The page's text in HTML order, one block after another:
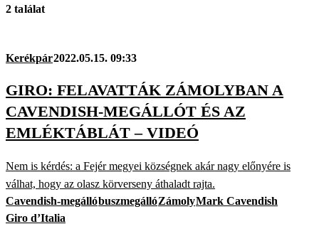
2 találat
Kerékpár2022.05.15. 09:33
GIRO: FELAVATTÁK ZÁMOLYBAN A
CAVENDISH-MEGÁLLÓT ÉS AZ
EMLÉKTÁBLÁT – VIDEÓ
Nem is kérdés: a Fejér megyei községnek akár nagy előnyére is
válhat, hogy az olasz körverseny áthaladt rajta.
Cavendish-megállóbuszmegállóZámolyMark Cavendish
Giro d’Italia